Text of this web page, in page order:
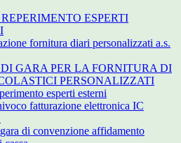
ESPERTI
fornitura diari personalizzati a.s.
GARA PER LA FORNITURA DI
PERSONALIZZATI
esperti esterni
fatturazione elettronica IC
di convenzione affidamento